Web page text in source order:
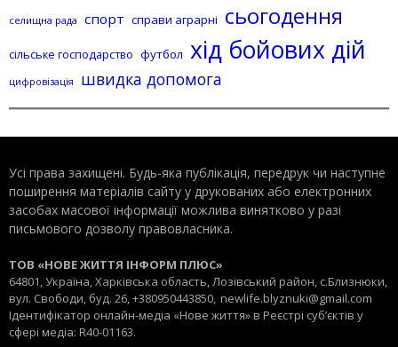
селищна рада спорт справи аграрні сьогодення
сільське господарство футбол хід бойових дій
цифровізація швидка допомога
Усі права захищені. Будь-яка публiкацiя, передрук чи наступне
поширення матеріалів сайту у друкованих або електронних
засобах масової інформації можлива винятково у разі
письмового дозволу правовласника.
ТОВ «НОВЕ ЖИТТЯ ІНФОРМ ПЛЮС»
64801, Україна, Харківська область, Лозівський район, с.Близнюки,
вул. Свободи, буд. 26, +380950443850, newlife.blyznuki@gmail.com
Ідентифікатор онлайн-медіа «Нове життя» в Реєстрі суб’єктів у
сфері медіа: R40-01163.